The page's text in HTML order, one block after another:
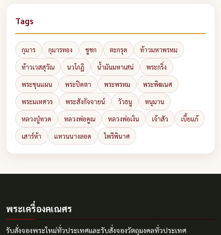
Tags
กุมาร กุมารทอง ชูชก ตะกรุด ท้าวมหาพรหม
ท้าวเวสสุวัณ นวโกฏิ น้ำมันมหาเสน่ พระกริ่ง
พระขุนแผน พระปิดตา พระพรหม พระพิฆเนศ
พระมเหศวร พระสังกัจจายน์ วัวธนู หนุมาน
หลวงปู่ทวด หลวงพ่อคูณ หลวงพ่อเงิน เจ้าสัว เบี้ยแก้
เสาร์ห้า แหวนนางลอด ไพรีพินาศ
พระเครื่องคเณศร
รับสั่งจองพระใหม่ทั่วประเทศและรับสั่งจองวัตถุมงคลทั่วประเทศ